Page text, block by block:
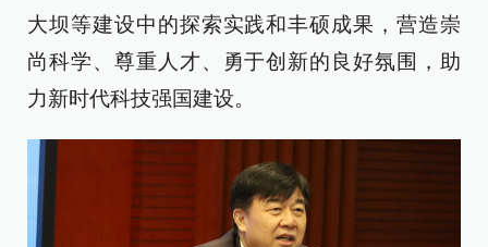
大坝等建设中的探索实践和丰硕成果，营造崇
尚科学、尊重人才、勇于创新的良好氛围，助
力新时代科技强国建设。